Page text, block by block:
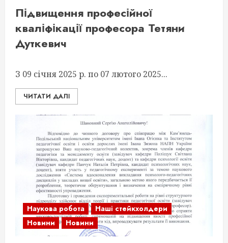
Підвищення професійної
кваліфікації професора Тетяни
Дуткевич
З 09 січня 2025 р. по 07 лютого 2025...
ЧИТАТИ ДАЛІ
Наукова робота
Наші стейкхолдери
Новини
Новини